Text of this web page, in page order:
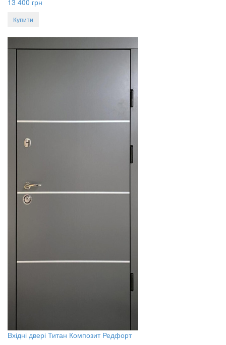
13 400 грн
Купити
Вхідні двері Титан Композит Редфорт